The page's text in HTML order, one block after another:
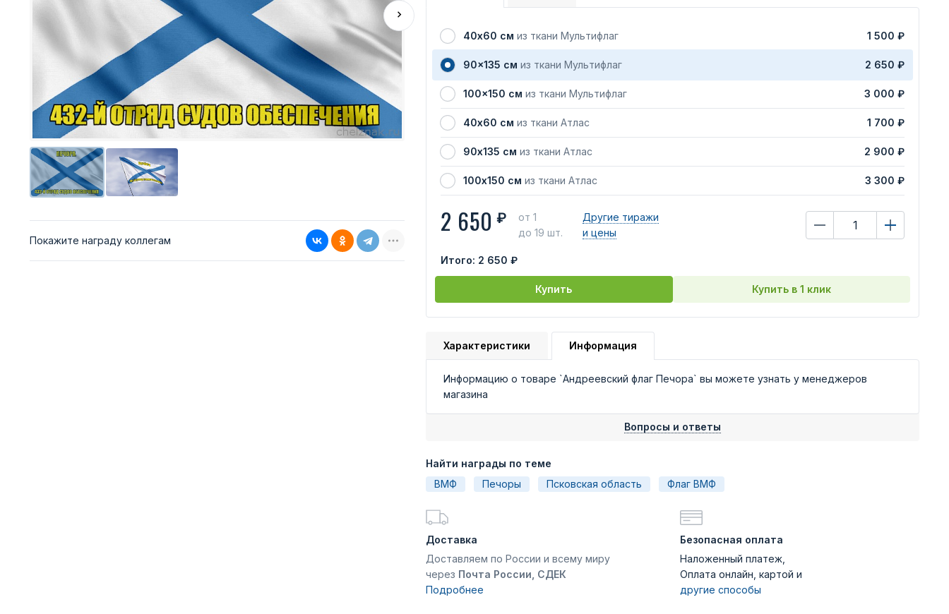
Покажите награду коллегам
40х60 см из ткани Мультифлаг 1 500 ₽
90x135 см из ткани Мультифлаг 2 650 ₽
100x150 см из ткани Мультифлаг 3 000 ₽
40х60 см из ткани Атлас 1 700 ₽
90х135 см из ткани Атлас 2 900 ₽
100х150 см из ткани Атлас 3 300 ₽
2 650 ₽
от 1
до 19 шт.
Другие тиражи
и цены
Итого: 2 650 ₽
Купить Купить в 1 клик
Характеристики Информация
Информацию о товаре `Андреевский флаг Печора` вы можете узнать у менеджеров
магазина
Вопросы и ответы
Найти награды по теме
ВМФ
Печоры Псковская область Флаг ВМФ
Доставка
Доставляем по России и всему миру
через Почта России, СДЕК
Подробнее
Безопасная оплата
Наложенный платеж,
Оплата онлайн, картой и
другие способы